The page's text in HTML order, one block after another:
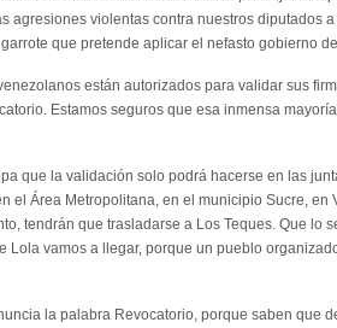
agresiones violentas contra nuestros diputados
que pretende aplicar el nefasto gobierno
están autorizados para validar sus
Estamos seguros que esa inmensa
que la validación solo podrá hacerse en las
el Área Metropolitana, en el municipio Sucre, en
tendrán que trasladarse a Los Teques. Que lo
Lola vamos a llegar, porque un pueblo
la palabra Revocatorio, porque saben que